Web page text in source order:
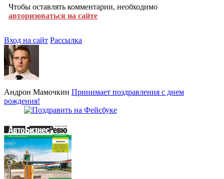
Чтобы оставлять комментарии, необходимо
авторизоваться на сайте
Вход на сайт Рассылка
Андрон Мамочкин Принимает поздравления с днем
рождения!